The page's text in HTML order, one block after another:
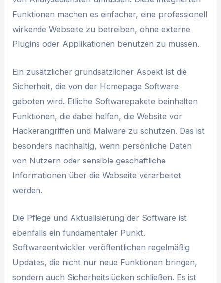
Funktionen machen es einfacher, eine professionell
wirkende Webseite zu betreiben, ohne externe
Plugins oder Applikationen benutzen zu müssen.
Ein zusätzlicher grundsätzlicher Aspekt ist die
Sicherheit, die von der Homepage Software
geboten wird. Etliche Softwarepakete beinhalten
Funktionen, die dabei helfen, die Website vor
Hackerangriffen und Malware zu schützen. Das ist
besonders nachhaltig, wenn persönliche Daten
von Nutzern oder sensible geschäftliche
Informationen über die Webseite verarbeitet
werden.
Die Pflege und Aktualisierung der Software ist
ebenfalls ein fundamentaler Punkt.
Softwareentwickler veröffentlichen regelmäßig
Updates, die nicht nur neue Funktionen bringen,
sondern auch Sicherheitslücken schließen. Es ist